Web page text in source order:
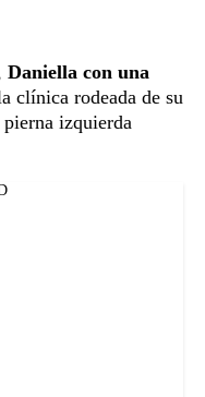
Daniella con una
clínica rodeada de su
izquierda